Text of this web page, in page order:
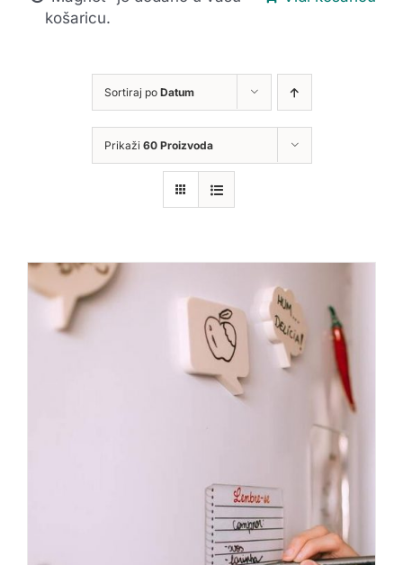
košaricu.
Sortiraj po Datum
Prikaži 60 Proizvoda